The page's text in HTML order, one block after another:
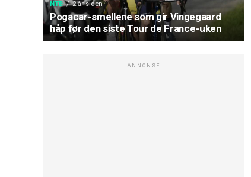
NTB 2 år siden
Pogacar-smellene som gir Vingegaard
håp før den siste Tour de France-uken
ANNONSE